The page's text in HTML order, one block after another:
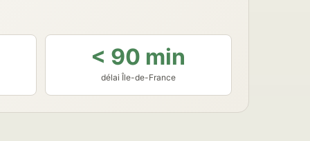
< 90 min
délai Île-de-France